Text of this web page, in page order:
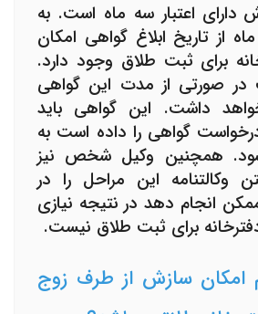
دارای اعتبار سه ماه است. به
از تاریخ ابلاغ گواهی امکان
برای ثبت طلاق وجود دارد.
در صورتی از مدت این گواهی
داشت. این گواهی باید
گواهی را داده است به
شود. همچنین وکیل شخص نیز
وکالتنامه این مراحل را در
انجام دهد در نتیجه نیازی
برای ثبت طلاق نیست.
امکان سازش از طرف زوج